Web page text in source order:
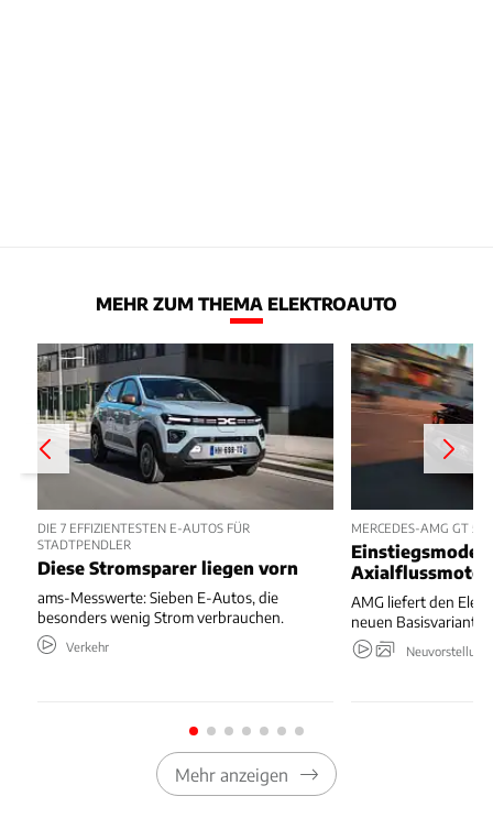
MEHR ZUM THEMA ELEKTROAUTO
DIE 7 EFFIZIENTESTEN E-AUTOS FÜR
STADTPENDLER
Diese Stromsparer liegen vorn
ams-Messwerte: Sieben E-Autos, die
besonders wenig Strom verbrauchen.
Verkehr
MERCEDES-AMG GT 53
Einstiegsmodell
AMG liefert den
neuen Basisvariante.
Mehr anzeigen